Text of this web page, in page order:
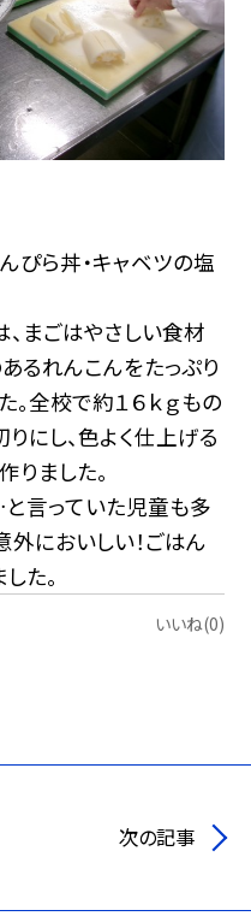
ぴら丼・キャベツの塩
まごはやさしい食材
るれんこんをたっぷり
全校で約１６ｋｇもの
にし、色よく仕上げる
りました。
言っていた児童も多
外においしい！ごはん
た。
いいね(0)
次の記事